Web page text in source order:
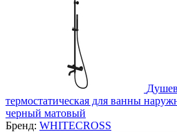
термостатическая для ванны
черный матовый
Бренд: WHITECROSS